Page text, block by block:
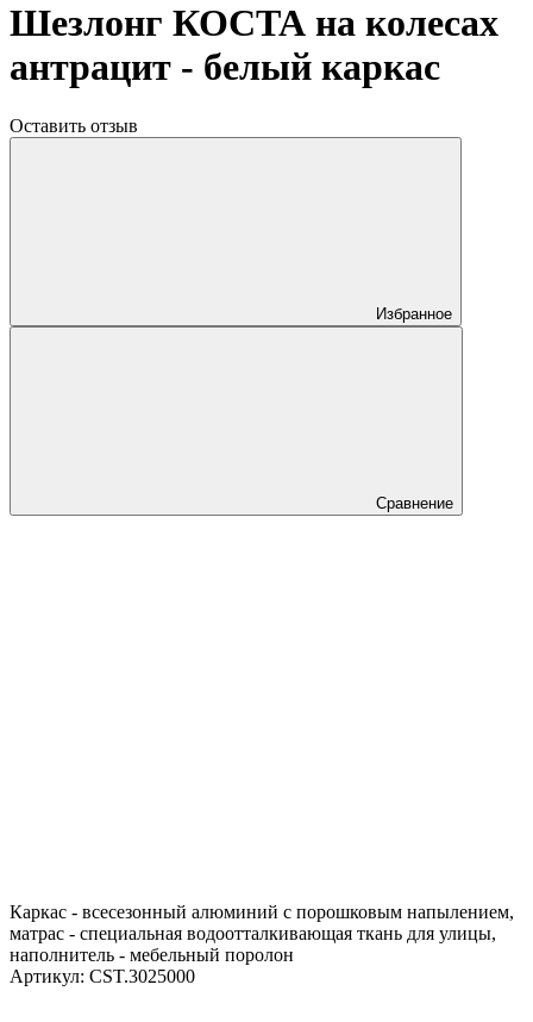
Шезлонг КОСТА на колесах
антрацит - белый каркас
Оставить отзыв
Избранное
Сравнение
Каркас - всесезонный алюминий с порошковым напылением,
матрас - специальная водоотталкивающая ткань для улицы,
наполнитель - мебельный поролон
Артикул: CST.3025000